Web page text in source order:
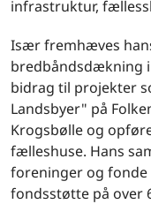
infrastruktur,
Især fremhæves
bredbåndsdækning
bidrag til projekter
Landsbyer" på
Krogsbølle og
fælleshuse. Hans
foreninger og
fondsstøtte på over